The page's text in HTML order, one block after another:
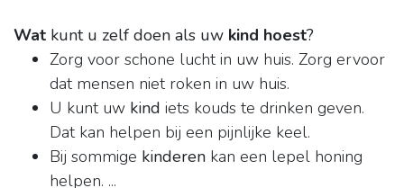
Wat kunt u zelf doen als uw kind hoest?
Zorg voor schone lucht in uw huis. Zorg ervoor
dat mensen niet roken in uw huis.
U kunt uw kind iets kouds te drinken geven.
Dat kan helpen bij een pijnlijke keel.
Bij sommige kinderen kan een lepel honing
helpen. ...